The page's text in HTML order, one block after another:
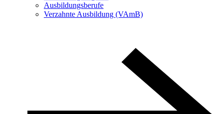
Ausbildungsberufe
Verzahnte Ausbildung (VAmB)